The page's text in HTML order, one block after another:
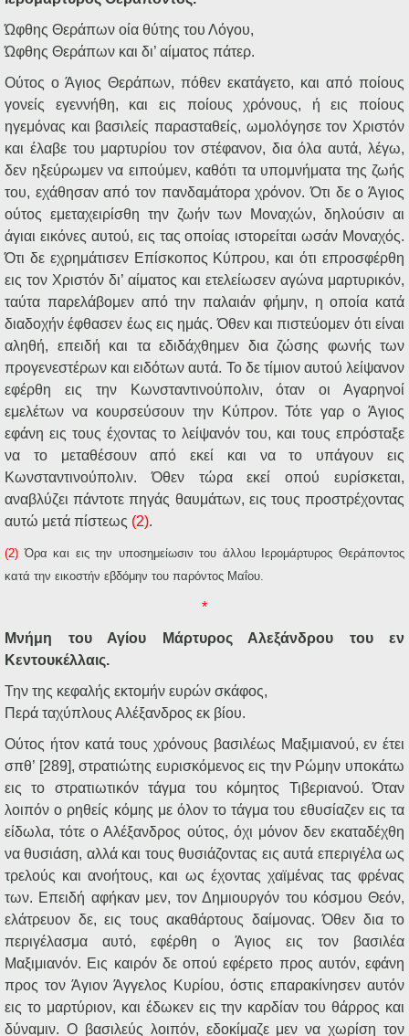
Ώφθης Θεράπων οία θύτης του Λόγου,
Ώφθης Θεράπων και δι’ αίματος πάτερ.
Ούτος ο Άγιος Θεράπων, πόθεν εκατάγετο, και από ποίους
γονείς εγεννήθη, και εις ποίους χρόνους, ή εις ποίους
ηγεμόνας και βασιλείς παρασταθείς, ωμολόγησε τον Χριστόν
και έλαβε του μαρτυρίου τον στέφανον, δια όλα αυτά, λέγω,
δεν ηξεύρωμεν να ειπούμεν, καθότι τα υπομνήματα της ζωής
του, εχάθησαν από τον πανδαμάτορα χρόνον. Ότι δε ο Άγιος
ούτος εμεταχειρίσθη την ζωήν των Μοναχών, δηλούσιν αι
άγιαι εικόνες αυτού, εις τας οποίας ιστορείται ωσάν Μοναχός.
Ότι δε εχρημάτισεν Επίσκοπος Κύπρου, και ότι επροσφέρθη
εις τον Χριστόν δι’ αίματος και ετελείωσεν αγώνα μαρτυρικόν,
ταύτα παρελάβομεν από την παλαιάν φήμην, η οποία κατά
διαδοχήν έφθασεν έως εις ημάς. Όθεν και πιστεύομεν ότι είναι
αληθή, επειδή και τα εδιδάχθημεν δια ζώσης φωνής των
προγενεστέρων και ειδότων αυτά. Το δε τίμιον αυτού λείψανον
εφέρθη εις την Κωνσταντινούπολιν, όταν οι Αγαρηνοί
εμελέτων να κουρσεύσουν την Κύπρον. Τότε γαρ ο Άγιος
εφάνη εις τους έχοντας το λείψανόν του, και τους επρόσταξε
να το μεταθέσουν από εκεί και να το υπάγουν εις
Κωνσταντινούπολιν. Όθεν τώρα εκεί οπού ευρίσκεται,
αναβλύζει πάντοτε πηγάς θαυμάτων, εις τους προστρέχοντας
αυτώ μετά πίστεως (2).
(2)Όρα και εις την υποσημείωσιν του άλλου Ιερομάρτυρος Θεράποντος
κατά την εικοστήν εβδόμην του παρόντος Μαΐου.
*
Μνήμη του Αγίου Μάρτυρος Αλεξάνδρου του εν
Κεντουκέλλαις.
Την της κεφαλής εκτομήν ευρών σκάφος,
Περά ταχύπλους Αλέξανδρος εκ βίου.
Ούτος ήτον κατά τους χρόνους βασιλέως Μαξιμιανού, εν έτει
σπθ’ [289], στρατιώτης ευρισκόμενος εις την Ρώμην υποκάτω
εις το στρατιωτικόν τάγμα του κόμητος Τιβεριανού. Όταν
λοιπόν ο ρηθείς κόμης με όλον το τάγμα του εθυσίαζεν εις τα
είδωλα, τότε ο Αλέξανδρος ούτος, όχι μόνον δεν εκαταδέχθη
να θυσιάση, αλλά και τους θυσιάζοντας εις αυτά επεριγέλα ως
τρελούς και ανοήτους, και ως έχοντας χαϊμένας τας φρένας
των. Επειδή αφήκαν μεν, τον Δημιουργόν του κόσμου Θεόν,
ελάτρευον δε, εις τους ακαθάρτους δαίμονας. Όθεν δια το
περιγέλασμα αυτό, εφέρθη ο Άγιος εις τον βασιλέα
Μαξιμιανόν. Εις καιρόν δε οπού εφέρετο προς αυτόν, εφάνη
προς τον Άγιον Άγγελος Κυρίου, όστις επαρακίνησεν αυτόν
εις το μαρτύριον, και έδωκεν εις την καρδίαν του θάρρος και
δύναμιν. Ο βασιλεύς λοιπόν, εδοκίμαζε μεν να χωρίση τον